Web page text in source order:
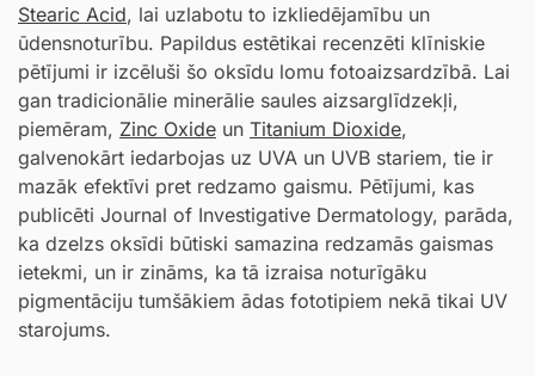
Stearic Acid, lai uzlabotu to izkliedējamību un
ūdensnoturību. Papildus estētikai recenzēti klīniskie
pētījumi ir izcēluši šo oksīdu lomu fotoaizsardzībā. Lai
gan tradicionālie minerālie saules aizsarglīdzekļi,
piemēram, Zinc Oxide un Titanium Dioxide,
galvenokārt iedarbojas uz UVA un UVB stariem, tie ir
mazāk efektīvi pret redzamo gaismu. Pētījumi, kas
publicēti Journal of Investigative Dermatology, parāda,
ka dzelzs oksīdi būtiski samazina redzamās gaismas
ietekmi, un ir zināms, ka tā izraisa noturīgāku
pigmentāciju tumšākiem ādas fototipiem nekā tikai UV
starojums.